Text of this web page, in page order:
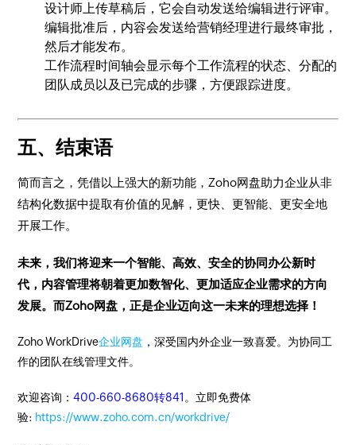
​设计师上传草稿后，它会自动发送给编辑进行评审。
编辑批准后，内容会发送给营销经理进行最终审批，
然后才能发布。
工作流程时间轴会显示每个工作流程的状态、分配的
团队成员以及已完成的步骤，方便跟踪进度。
​五、结束语
​简而言之，凭借以上强大的新功能，Zoho网盘助力企业从非
结构化数据中提取有价值的见解，更快、更智能、更安全地
开展工作。
​未来，我们将迎来一个智能、高效、安全的协同办公新时
代， 内容管理将朝着更加数智化、更加适应企业需求的方向
发展。而Zoho网盘，正是企业迈向这一未来的理想选择！
Zoho WorkDrive企业网盘 ，深受国内外企业一致喜爱。为协同工
作的团队在线管理文件。
欢迎咨询：400-660-8680转841 。立即免费体
验: https://www.zoho.com.cn/workdrive/